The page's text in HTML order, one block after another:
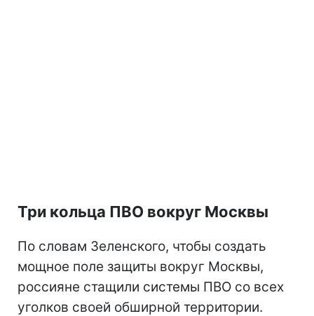
Три кольца ПВО вокруг Москвы
По словам Зеленского, чтобы создать
мощное поле защиты вокруг Москвы,
россияне стащили системы ПВО со всех
уголков своей обширной территории.